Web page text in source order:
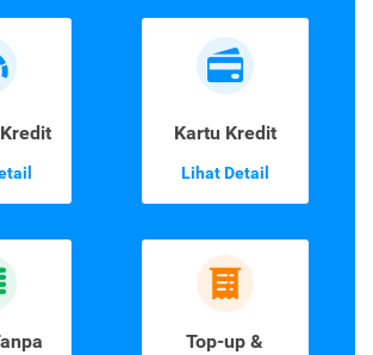
Kartu Kredit
Lihat Detail
Top-up &